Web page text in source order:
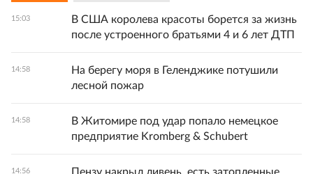
15:03
В США королева красоты борется за жизнь
после устроенного братьями 4 и 6 лет ДТП
14:58
На берегу моря в Геленджике потушили
лесной пожар
14:58
В Житомире под удар попало немецкое
предприятие Kromberg & Schubert
14:56
Пензу накрыл ливень, есть затопленные